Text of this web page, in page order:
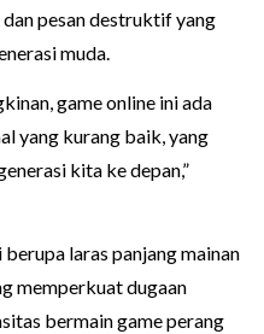
pesan destruktif yang
muda.
game online ini ada
yang kurang baik, yang
kita ke depan,”
laras panjang mainan
memperkuat dugaan
bermain game perang